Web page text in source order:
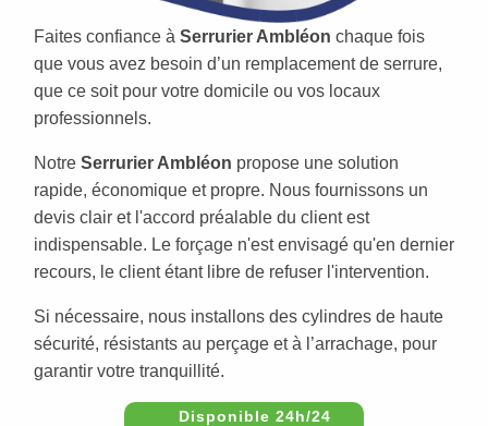
Faites confiance à Serrurier Ambléon chaque fois
que vous avez besoin d’un remplacement de serrure,
que ce soit pour votre domicile ou vos locaux
professionnels.
Notre Serrurier Ambléon propose une solution
rapide, économique et propre. Nous fournissons un
devis clair et l'accord préalable du client est
indispensable. Le forçage n'est envisagé qu'en dernier
recours, le client étant libre de refuser l'intervention.
Si nécessaire, nous installons des cylindres de haute
sécurité, résistants au perçage et à l’arrachage, pour
garantir votre tranquillité.